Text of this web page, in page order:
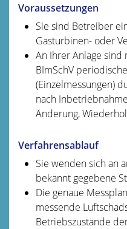
Voraussetzungen
Sie sind Betreiber
Gasturbinen- oder
An Ihrer Anlage sind
BImSchV
(Einzelmessungen)
nach
Änderung,
Verfahrensablauf
Sie wenden sich an
bekannt gegebene
Die genaue
messende
Betriebszustände